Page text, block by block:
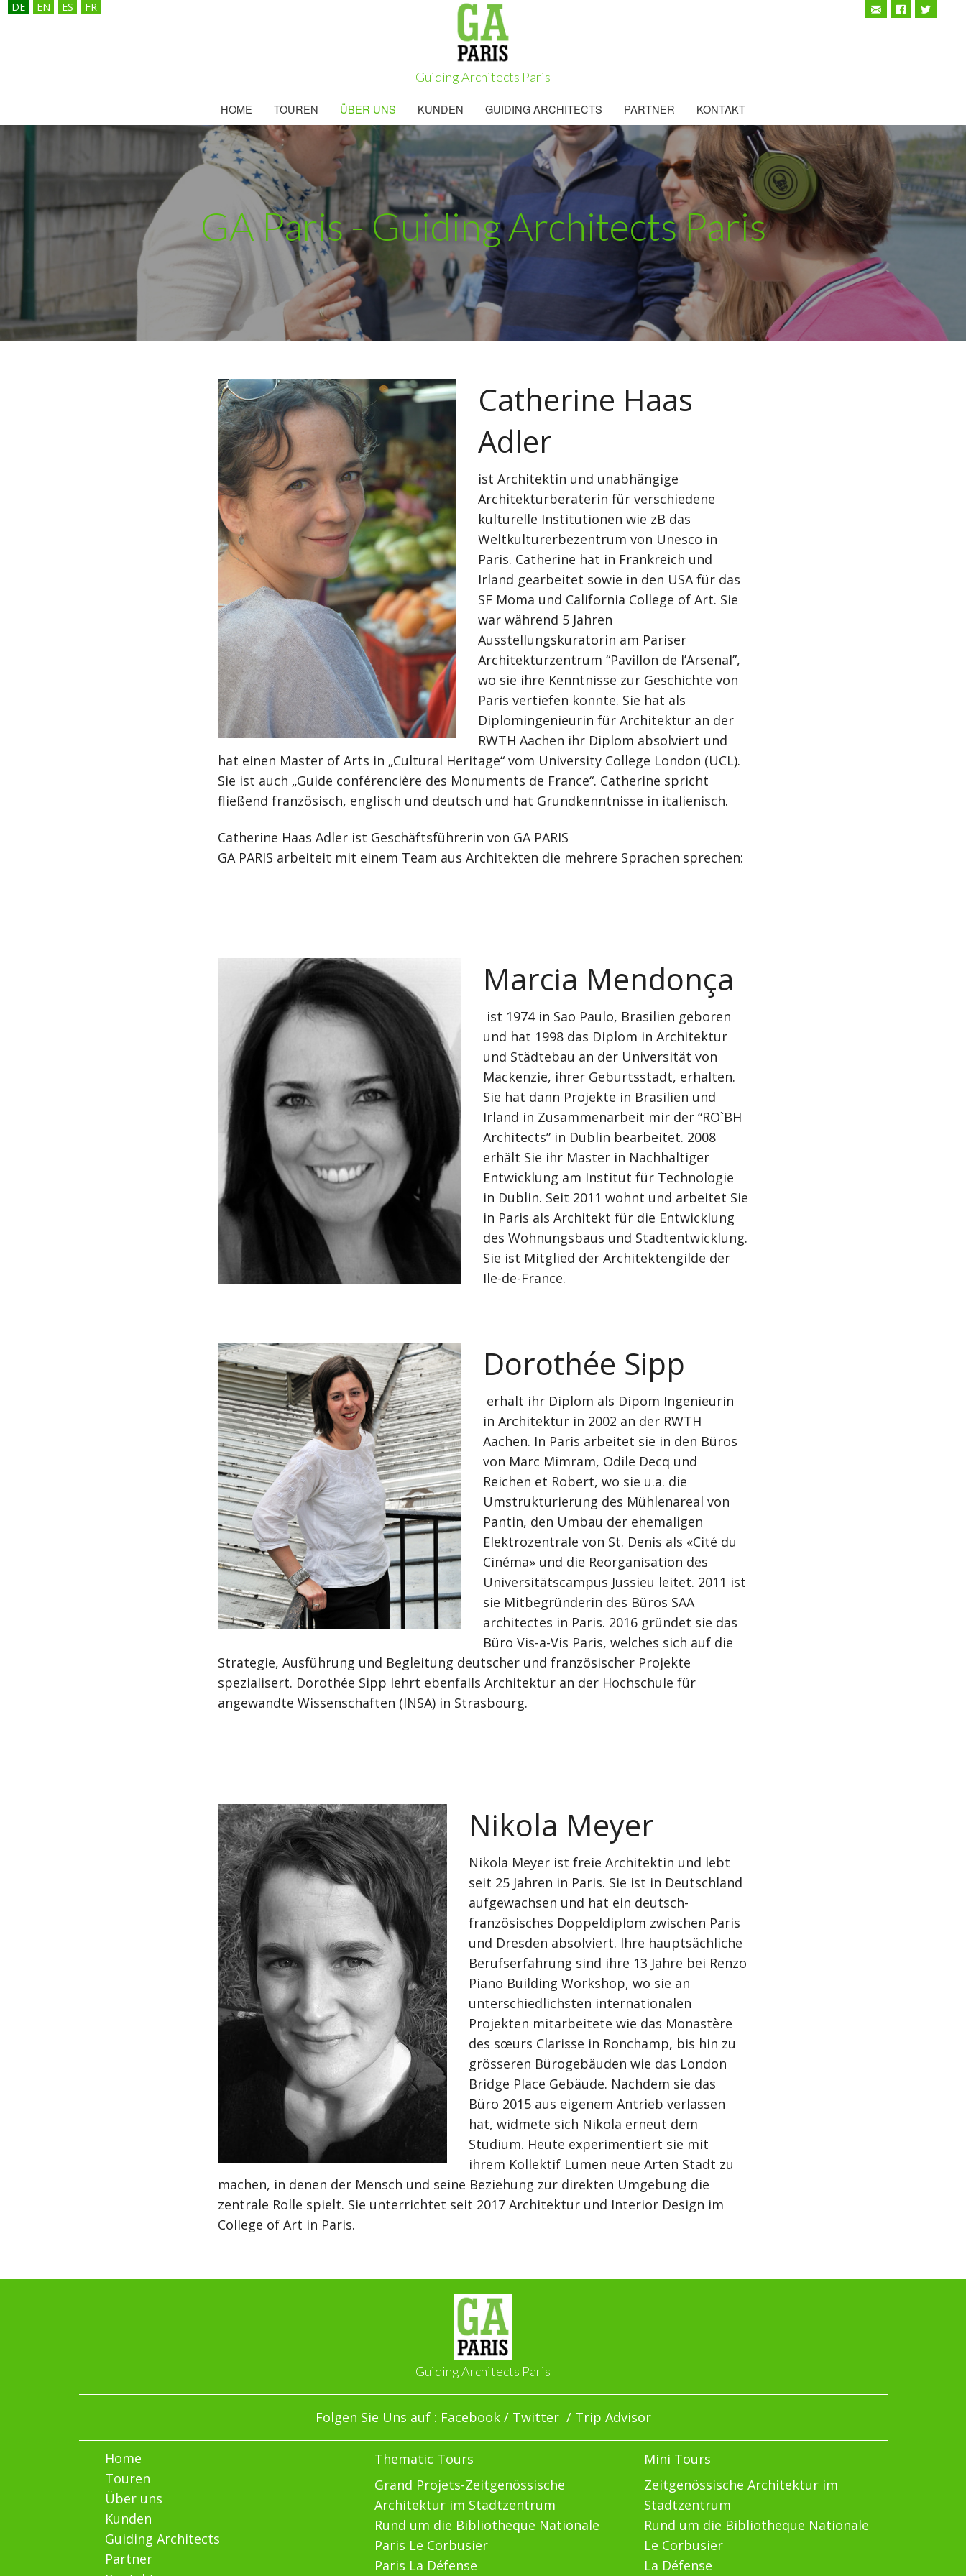
Guiding Architects Paris
DE EN ES FR
HOME TOUREN ÜBER UNS KUNDEN GUIDING ARCHITECTS PARTNER KONTAKT
GA Paris - Guiding Architects Paris
Catherine Haas
Adler
ist Architektin und unabhängige
Architekturberaterin für verschiedene
kulturelle Institutionen wie zB das
Weltkulturerbezentrum von Unesco in
Paris. Catherine hat in Frankreich und
Irland gearbeitet sowie in den USA für das
SF Moma und California College of Art. Sie
war während 5 Jahren
Ausstellungskuratorin am Pariser
Architekturzentrum “Pavillon de l’Arsenal”,
wo sie ihre Kenntnisse zur Geschichte von
Paris vertiefen konnte. Sie hat als
Diplomingenieurin für Architektur an der
RWTH Aachen ihr Diplom absolviert und
hat einen Master of Arts in „Cultural Heritage“ vom University College London (UCL).
Sie ist auch „Guide conférencière des Monuments de France“. Catherine spricht
fließend französisch, englisch und deutsch und hat Grundkenntnisse in italienisch.
Catherine Haas Adler ist Geschäftsführerin von GA PARIS
GA PARIS arbeiteit mit einem Team aus Architekten die mehrere Sprachen sprechen:
Marcia Mendonça
ist 1974 in Sao Paulo, Brasilien geboren
und hat 1998 das Diplom in Architektur
und Städtebau an der Universität von
Mackenzie, ihrer Geburtsstadt, erhalten.
Sie hat dann Projekte in Brasilien und
Irland in Zusammenarbeit mir der “RO`BH
Architects” in Dublin bearbeitet. 2008
erhält Sie ihr Master in Nachhaltiger
Entwicklung am Institut für Technologie
in Dublin. Seit 2011 wohnt und arbeitet Sie
in Paris als Architekt für die Entwicklung
des Wohnungsbaus und Stadtentwicklung.
Sie ist Mitglied der Architektengilde der
Ile-de-France.
Dorothée Sipp
erhält ihr Diplom als Dipom Ingenieurin
in Architektur in 2002 an der RWTH
Aachen. In Paris arbeitet sie in den Büros
von Marc Mimram, Odile Decq und
Reichen et Robert, wo sie u.a. die
Umstrukturierung des Mühlenareal von
Pantin, den Umbau der ehemaligen
Elektrozentrale von St. Denis als «Cité du
Cinéma» und die Reorganisation des
Universitätscampus Jussieu leitet. 2011 ist
sie Mitbegründerin des Büros SAA
architectes in Paris. 2016 gründet sie das
Büro Vis-a-Vis Paris, welches sich auf die
Strategie, Ausführung und Begleitung deutscher und französischer Projekte
spezialisert. Dorothée Sipp lehrt ebenfalls Architektur an der Hochschule für
angewandte Wissenschaften (INSA) in Strasbourg.
Nikola Meyer
Nikola Meyer ist freie Architektin und lebt
seit 25 Jahren in Paris. Sie ist in Deutschland
aufgewachsen und hat ein deutsch-
französisches Doppeldiplom zwischen Paris
und Dresden absolviert. Ihre hauptsächliche
Berufserfahrung sind ihre 13 Jahre bei Renzo
Piano Building Workshop, wo sie an
unterschiedlichsten internationalen
Projekten mitarbeitete wie das Monastère
des sœurs Clarisse in Ronchamp, bis hin zu
grösseren Bürogebäuden wie das London
Bridge Place Gebäude. Nachdem sie das
Büro 2015 aus eigenem Antrieb verlassen
hat, widmete sich Nikola erneut dem
Studium. Heute experimentiert sie mit
ihrem Kollektif Lumen neue Arten Stadt zu
machen, in denen der Mensch und seine Beziehung zur direkten Umgebung die
zentrale Rolle spielt. Sie unterrichtet seit 2017 Architektur und Interior Design im
College of Art in Paris.
Guiding Architects Paris
Folgen Sie Uns auf : Facebook/ Twitter/ Trip Advisor
Home
Touren
Über uns
Kunden
Guiding Architects
Partner
Thematic Tours
Grand Projets-Zeitgenössische
Architektur im Stadtzentrum
Rund um die Bibliotheque Nationale
Paris Le Corbusier
Paris La Défense
Mini Tours
Zeitgenössische Architektur im
Stadtzentrum
Rund um die Bibliotheque Nationale
Le Corbusier
La Défense